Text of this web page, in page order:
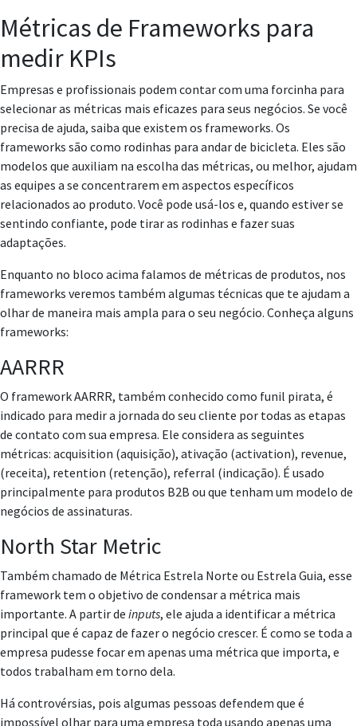
Métricas de Frameworks para
medir KPIs
Empresas e profissionais podem contar com uma forcinha para
selecionar as métricas mais eficazes para seus negócios. Se você
precisa de ajuda, saiba que existem os frameworks. Os
frameworks são como rodinhas para andar de bicicleta. Eles são
modelos que auxiliam na escolha das métricas, ou melhor, ajudam
as equipes a se concentrarem em aspectos específicos
relacionados ao produto. Você pode usá-los e, quando estiver se
sentindo confiante, pode tirar as rodinhas e fazer suas
adaptações.
Enquanto no bloco acima falamos de métricas de produtos, nos
frameworks veremos também algumas técnicas que te ajudam a
olhar de maneira mais ampla para o seu negócio. Conheça alguns
frameworks:
AARRR
O framework AARRR, também conhecido como funil pirata, é
indicado para medir a jornada do seu cliente por todas as etapas
de contato com sua empresa. Ele considera as seguintes
métricas: acquisition (aquisição), ativação (activation), revenue,
(receita), retention (retenção), referral (indicação). É usado
principalmente para produtos B2B ou que tenham um modelo de
negócios de assinaturas.
North Star Metric
Também chamado de Métrica Estrela Norte ou Estrela Guia, esse
framework tem o objetivo de condensar a métrica mais
importante. A partir de inputs, ele ajuda a identificar a métrica
principal que é capaz de fazer o negócio crescer. É como se toda a
empresa pudesse focar em apenas uma métrica que importa, e
todos trabalham em torno dela.
Há controvérsias, pois algumas pessoas defendem que é
impossível olhar para uma empresa toda usando apenas uma